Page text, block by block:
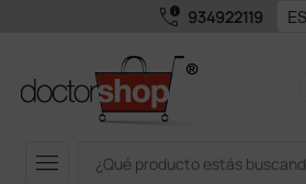
call_quality 934922119
menu